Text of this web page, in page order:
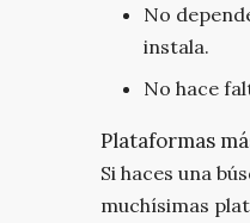
No
instala.
No hace
Plataformas
Si haces una
muchísimas